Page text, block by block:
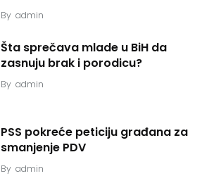
By admin
Šta sprečava mlade u BiH da
zasnuju brak i porodicu?
By admin
PSS pokreće peticiju građana za
smanjenje PDV
By admin